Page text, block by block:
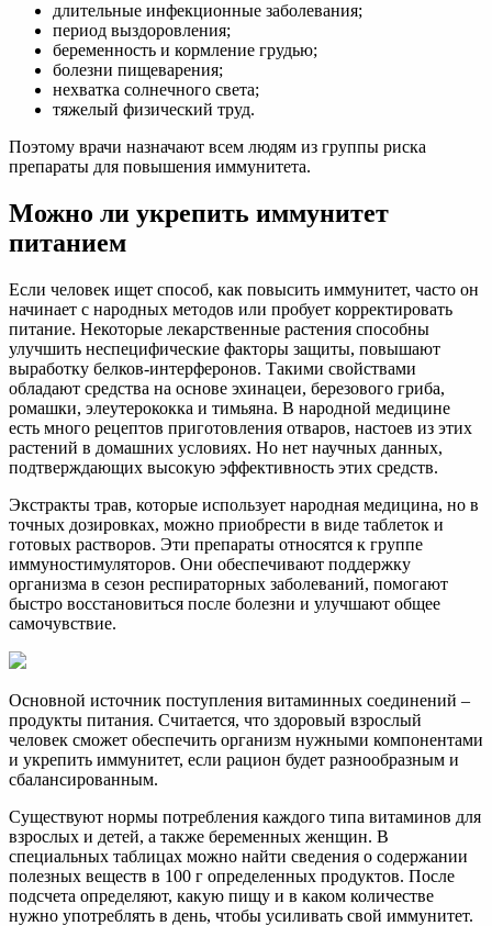
длительные инфекционные заболевания;
период выздоровления;
беременность и кормление грудью;
болезни пищеварения;
нехватка солнечного света;
тяжелый физический труд.
Поэтому врачи назначают всем людям из группы риска
препараты для повышения иммунитета.
Можно ли укрепить иммунитет
питанием
Если человек ищет способ, как повысить иммунитет, часто он
начинает с народных методов или пробует корректировать
питание. Некоторые лекарственные растения способны
улучшить неспецифические факторы защиты, повышают
выработку белков-интерферонов. Такими свойствами
обладают средства на основе эхинацеи, березового гриба,
ромашки, элеутерококка и тимьяна. В народной медицине
есть много рецептов приготовления отваров, настоев из этих
растений в домашних условиях. Но нет научных данных,
подтверждающих высокую эффективность этих средств.
Экстракты трав, которые использует народная медицина, но в
точных дозировках, можно приобрести в виде таблеток и
готовых растворов. Эти препараты относятся к группе
иммуностимуляторов. Они обеспечивают поддержку
организма в сезон респираторных заболеваний, помогают
быстро восстановиться после болезни и улучшают общее
самочувствие.
Основной источник поступления витаминных соединений –
продукты питания. Считается, что здоровый взрослый
человек сможет обеспечить организм нужными компонентами
и укрепить иммунитет, если рацион будет разнообразным и
сбалансированным.
Существуют нормы потребления каждого типа витаминов для
взрослых и детей, а также беременных женщин. В
специальных таблицах можно найти сведения о содержании
полезных веществ в 100 г определенных продуктов. После
подсчета определяют, какую пищу и в каком количестве
нужно употреблять в день, чтобы усиливать свой иммунитет.